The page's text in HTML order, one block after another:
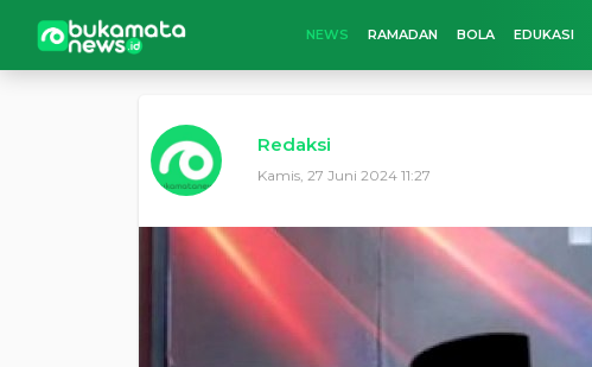
NEWS RAMADAN BOLA EDUKASI
Redaksi
Kamis, 27 Juni 2024 11:27